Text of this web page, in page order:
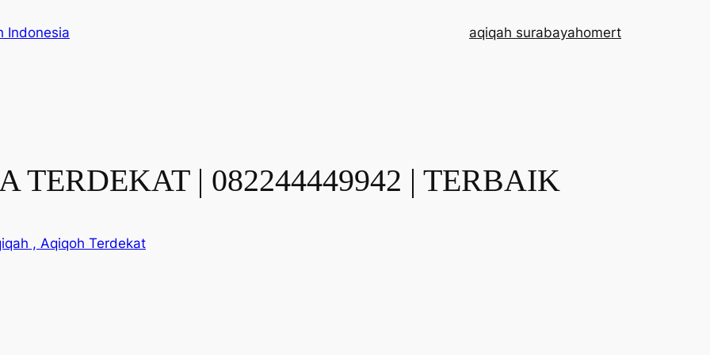
Indonesia aqiqah surabayahomert
TERDEKAT | 082244449942 | TERBAIK
, Aqiqoh Terdekat